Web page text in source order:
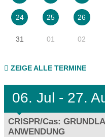
24 25 26
31 01 02
ZEIGE ALLE TERMINE
06. Jul - 27.
CRISPR/Cas:
ANWENDUNG